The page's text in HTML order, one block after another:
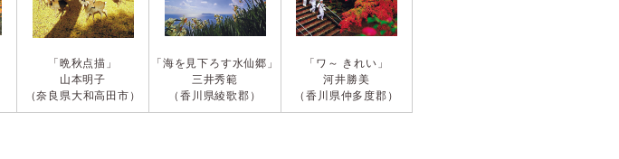
「晩秋点描」
山本明子
（奈良県大和高田市）
「海を見下ろす水仙郷」
三井秀範
（香川県綾歌郡）
「ワ～ きれい」
河井勝美
（香川県仲多度郡）